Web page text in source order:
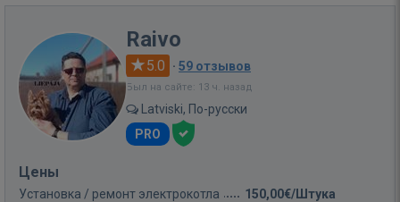
Raivo
5.0 · 59 отзывов
Был на сайте: 13 ч. назад
Latviski, По-русски
PRO
Цены
Установка / ремонт электрокотла 150,00€/Штука